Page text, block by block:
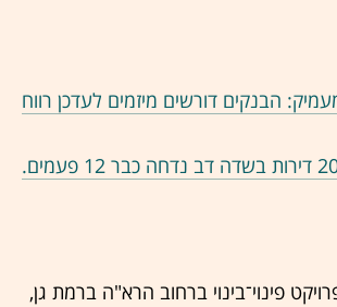
הבנקים דורשים מיזמים לעדכן רווח
מכרז להקמת 200 דירות בשדה דב נדחה כבר 12 פעמים.
פינוי־בינוי ברחוב הרא"ה ברמת גן,